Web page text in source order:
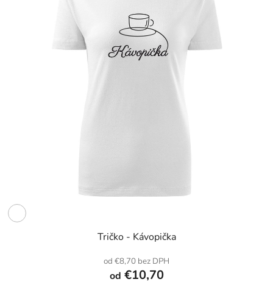
Tričko - Kávopička
od €8,70 bez DPH
od €10,70